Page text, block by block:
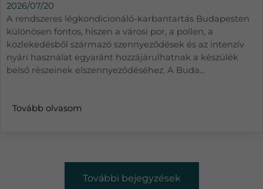
2026/07/20
A rendszeres légkondicionáló-karbantartás Budapesten
különösen fontos, hiszen a városi por, a pollen, a
közlekedésből származó szennyeződések és az intenzív
nyári használat egyaránt hozzájárulhatnak a készülék
belső részeinek elszennyeződéséhez. A Buda...
Tovább olvasom
További bejegyzések